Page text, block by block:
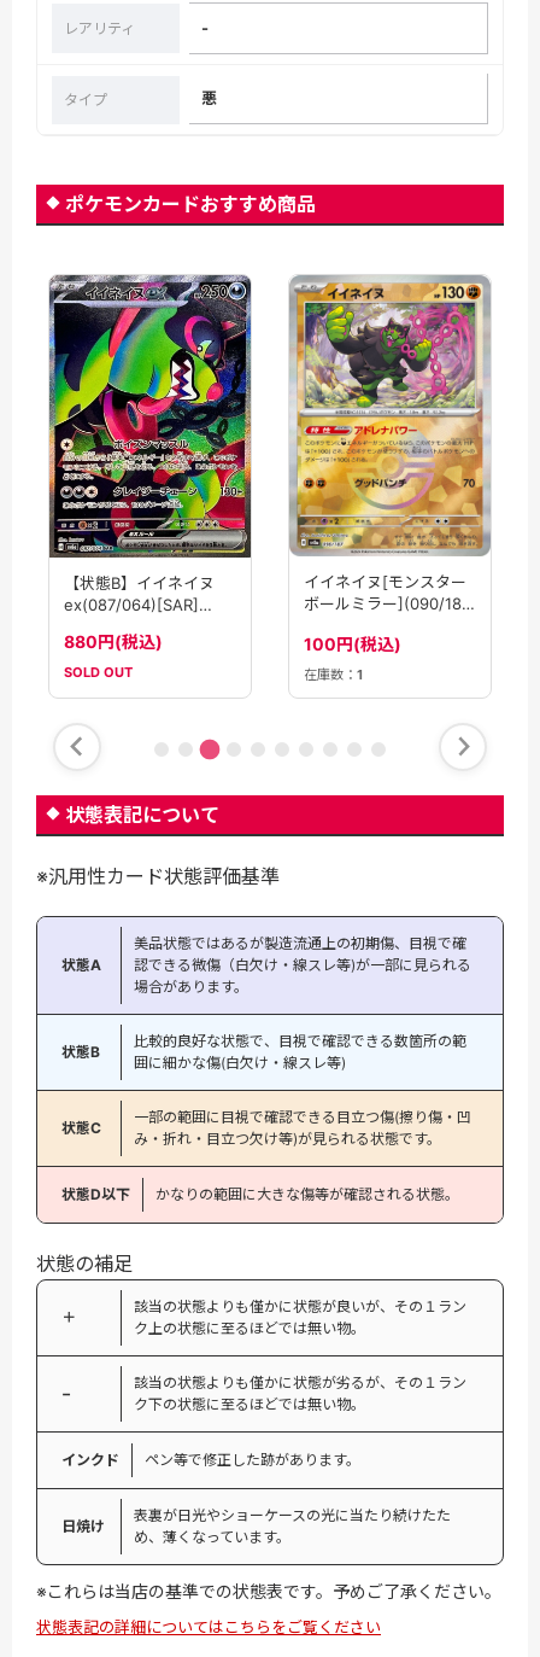
レアリティ -
タイプ 悪
ポケモンカードおすすめ商品
【状態B】イイネイヌ
ex(087/064)[SAR]
880円(税込)
SOLD OUT
イイネイヌ[モンスター
ボールミラー](090/187)
100円(税込)
在庫数： 1
状態表記について
※汎用性カード状態評価基準
状態A
美品状態ではあるが製造流通上の初期傷、目視で確
認できる微傷（白欠け・線スレ等)が一部に見られる
場合があります。
状態B
比較的良好な状態で、目視で確認できる数箇所の範
囲に細かな傷(白欠け・線スレ等)
状態C
一部の範囲に目視で確認できる目立つ傷(擦り傷・凹
み・折れ・目立つ欠け等)が見られる状態です。
状態D以下 かなりの範囲に大きな傷等が確認される状態。
状態の補足
＋
該当の状態よりも僅かに状態が良いが、その１ラン
ク上の状態に至るほどでは無い物。
−
該当の状態よりも僅かに状態が劣るが、その１ラン
ク下の状態に至るほどでは無い物。
インクド ペン等で修正した跡があります。
日焼け
表裏が日光やショーケースの光に当たり続けたた
め、薄くなっています。
※これらは当店の基準での状態表です。予めご了承ください。
状態表記の詳細についてはこちらをご覧ください